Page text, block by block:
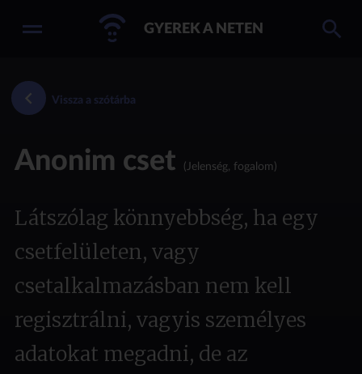
GYEREK A NETEN
Vissza a szótárba
Anonim cset (Jelenség, fogalom)
Látszólag könnyebbség, ha egy
csetfelületen, vagy
csetalkalmazásban nem kell
regisztrálni, vagyis személyes
adatokat megadni, de az